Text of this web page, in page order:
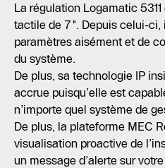
La régulation Logamatic
tactile de 7". Depuis celui-ci,
paramètres aisément et de
du système.
De plus, sa technologie IP
accrue puisqu’elle est
n’importe quel système de
De plus, la plateforme MEC
visualisation proactive de
un message d’alerte sur